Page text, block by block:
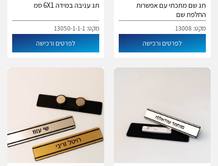
תג שם מתכתי עם אפשרות
החלפת שם
מקט: 13008
לפרטים ורכישה
תג עניבה במידה 6X1 סמ
מקט: 13050-1-1-1
לפרטים ורכישה